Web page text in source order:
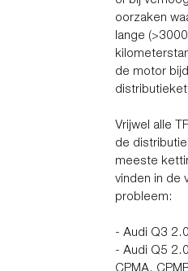
oorzaken
lange
de motor
Vrijwel alle
de
meeste
vinden in de
probleem:
- Audi Q3
- Audi Q5
CPMA,